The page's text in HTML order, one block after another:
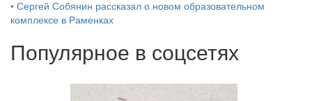
• Сергей Собянин рассказал о новом образовательном
комплексе в Раменках
Популярное в соцсетях